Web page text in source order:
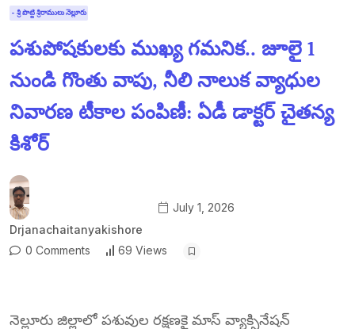
- శ్రీ పొట్టి శ్రీరాములు నెల్లూరు
పశుపోషకులకు ముఖ్య గమనిక.. జూలై 1
నుండి గొంతు వాపు, నీలి నాలుక వ్యాధుల
నివారణ టీకాల పంపిణీ: ఏడీ డాక్టర్ చైతన్య
కిశోర్
Drjanachaitanyakishore
July 1, 2026
0 Comments 69 Views
నెల్లూరు జిల్లాలో పశువుల రక్షణకై మాస్ వ్యాక్సినేషన్